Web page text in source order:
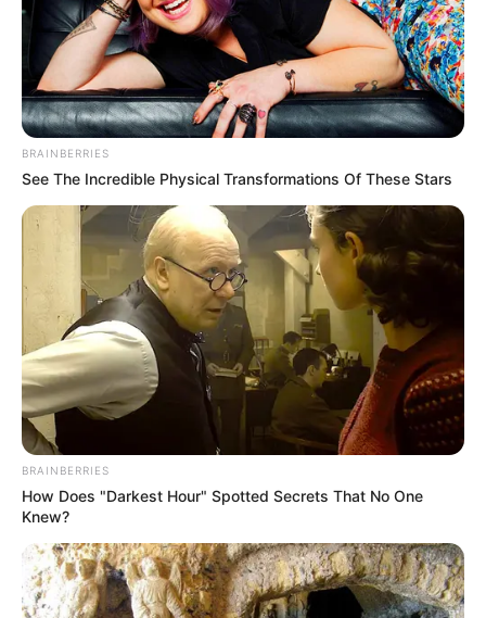
MANTÉNGASE EN ALERTA
Tenemos todas las noticias que le
favor, active las notificaciones de Alerta.
ACTIVAR AHORA
TEMAS DESTACADOS
SARAMPIÓN AVENIDA AMBALÁ
IBAGUÉ
ELECCIONES PRESIDENCIALES
FENÓMENO DEL NIÑO
BRAINBERRIES
See The Incredible Physical Transformations Of These Stars
BRAINBERRIES
How Does "Darkest Hour" Spotted Secrets That No One
Knew?